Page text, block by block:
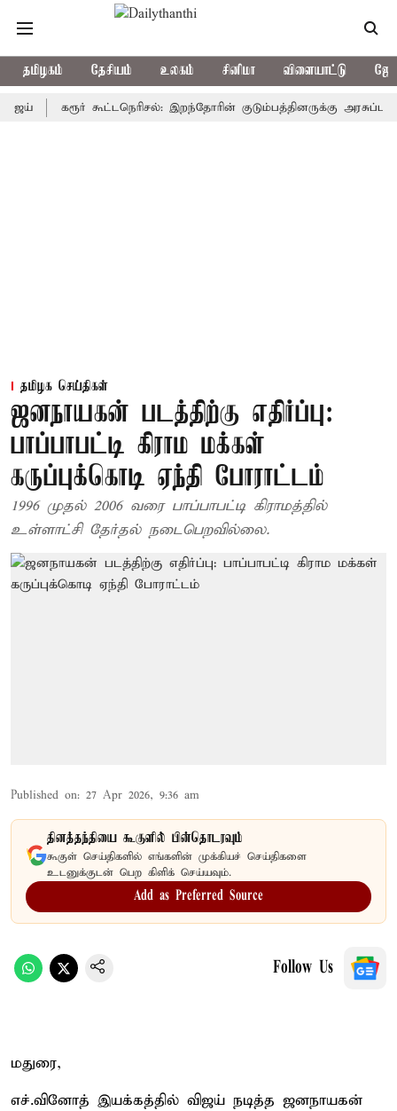
தமிழகம் தேசியம் உலகம் சினிமா விளையாட்டு
கரூர் கூட்டநெரிசல்: இறந்தோரின் குடும்பத்தினருக்கு அரசுப்பணி
தமிழக செய்திகள்
ஜனநாயகன் படத்திற்கு எதிர்ப்பு:
பாப்பாபட்டி கிராம மக்கள்
கருப்புக்கொடி ஏந்தி போராட்டம்
1996 முதல் 2006 வரை பாப்பாபட்டி கிராமத்தில்
உள்ளாட்சி தேர்தல் நடைபெறவில்லை.
Published on: 27 Apr 2026, 9:36 am
தினத்தந்தியை கூகுளில் பின்தொடரவும்
கூகுள் செய்திகளில் எங்களின் முக்கியச் செய்திகளை
உடனுக்குடன் பெற கிளிக் செய்யவும்.
Add as Preferred Source
Follow Us
மதுரை,
எச்.வினோத் இயக்கத்தில் விஜய் நடித்த ஜனநாயகன்